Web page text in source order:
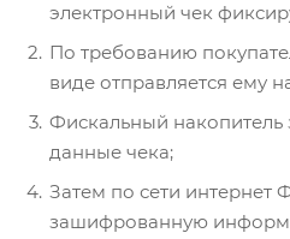
электронный чек
По требованию
виде отправляется ему
Фискальный
данные чека;
Затем по сети интернет
зашифрованную